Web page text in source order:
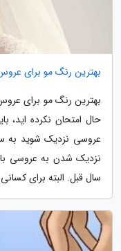
بهترین رنگ مو برای
بهترین رنگ مو برای
حال امتحان نکرده اید،
عروسی نزدیک شوید به
نزدیک شدن به عروسی
سال قبل. البته برای